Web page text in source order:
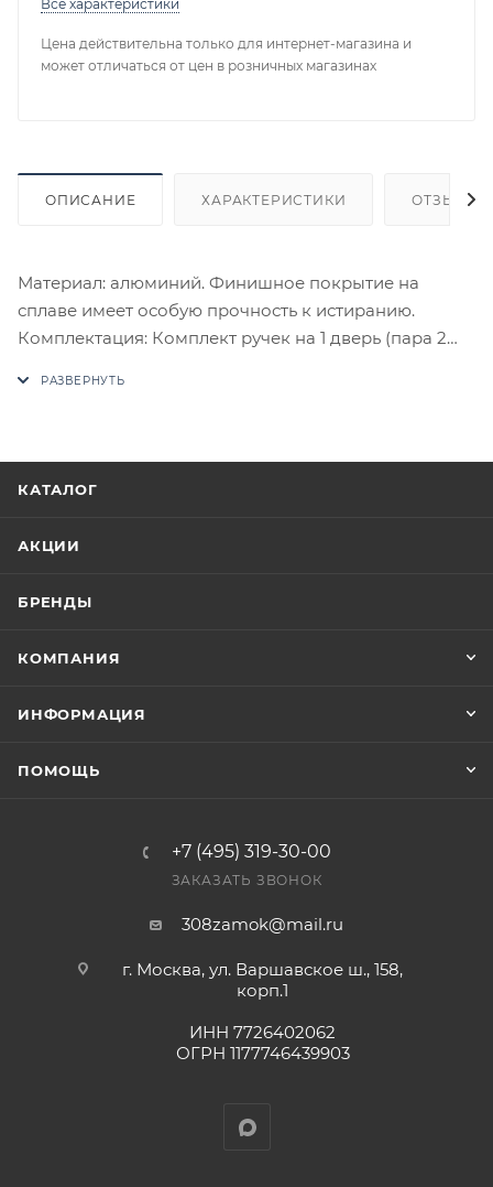
Все характеристики
Цена действительна только для интернет-магазина и
может отличаться от цен в розничных магазинах
ОПИСАНИЕ ХАРАКТЕРИСТИКИ ОТЗЫВЫ
Материал: алюминий. Финишное покрытие на
сплаве имеет особую прочность к истиранию.
Комплектация: Комплект ручек на 1 дверь (пара 2
Цены на сайте не являются оптовыми и
приходит письмо только для подтверждения, что
счете после проверки товара на наличие на складе.
оплата выставленного счета.
КАТАЛОГ
АКЦИИ
БРЕНДЫ
КОМПАНИЯ
ИНФОРМАЦИЯ
ПОМОЩЬ
+7 (495) 319-30-00
ЗАКАЗАТЬ ЗВОНОК
308zamok@mail.ru
г. Москва, ул. Варшавское ш., 158,
корп.1
ИНН 7726402062
ОГРН 1177746439903